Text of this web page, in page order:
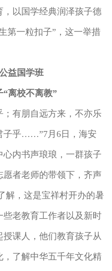
以国学经典润泽孩子德
第一粒扣子”，这一举措
益国学班
“离校不离教”
；有朋自远方来，不亦乐
子乎……”7月6日，海安
内书声琅琅，一群孩子
者老师的带领下，齐声
这是宝祥村开办的暑
老教育工作者以及新时
课人，他们教育孩子从
了解中华五千年文化精